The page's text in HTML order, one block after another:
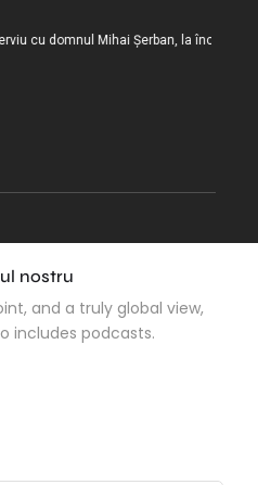
cu domnul Mihai Șerban, la încheierea
nostru
and a truly global view,
includes podcasts.